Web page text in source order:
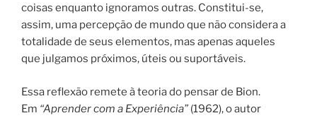
coisas enquanto ignoramos outras. Constitui-se,
assim, uma percepção de mundo que não considera a
totalidade de seus elementos, mas apenas aqueles
que julgamos próximos, úteis ou suportáveis.
Essa reflexão remete à teoria do pensar de Bion.
Em “Aprender com a Experiência” (1962), o autor